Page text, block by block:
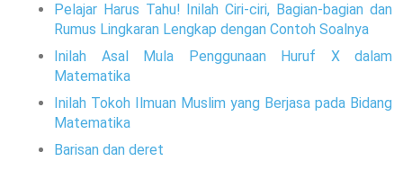
Pelajar Harus Tahu! Inilah Ciri-ciri, Bagian-bagian dan
Rumus Lingkaran Lengkap dengan Contoh Soalnya
Inilah Asal Mula Penggunaan Huruf X dalam
Matematika
Inilah Tokoh Ilmuan Muslim yang Berjasa pada Bidang
Matematika
Barisan dan deret